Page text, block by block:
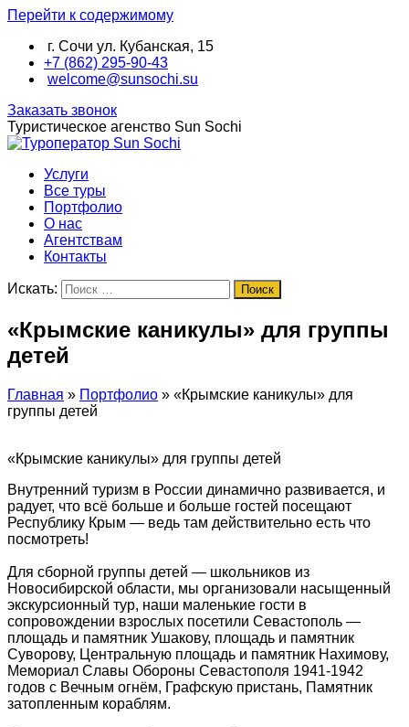
Перейти к содержимому
г. Сочи ул. Кубанская, 15
+7 (862) 295-90-43
welcome@sunsochi.su
Заказать звонок
Туристическое агенство Sun Sochi
Услуги
Все туры
Портфолио
О нас
Агентствам
Контакты
Искать: Поиск
«Крымские каникулы» для группы
детей
Главная » Портфолио » «Крымские каникулы» для
группы детей
«Крымские каникулы» для группы детей
Внутренний туризм в России динамично развивается, и
радует, что всё больше и больше гостей посещают
Республику Крым — ведь там действительно есть что
посмотреть!
Для сборной группы детей — школьников из
Новосибирской области, мы организовали насыщенный
экскурсионный тур, наши маленькие гости в
сопровождении взрослых посетили Севастополь —
площадь и памятник Ушакову, площадь и памятник
Суворову, Центральную площадь и памятник Нахимову,
Мемориал Славы Обороны Севастополя 1941-1942
годов с Вечным огнём, Графскую пристань, Памятник
затопленным кораблям.